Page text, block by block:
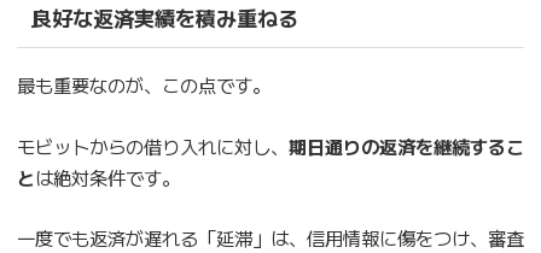
良好な返済実績を積み重ねる
最も重要なのが、この点です。
モビットからの借り入れに対し、 期日通りの返済を継続するこ
とは絶対条件です。
一度でも返済が遅れる「延滞」は、信用情報に傷をつけ、審査